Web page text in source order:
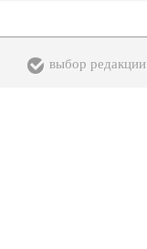
выбор редакции